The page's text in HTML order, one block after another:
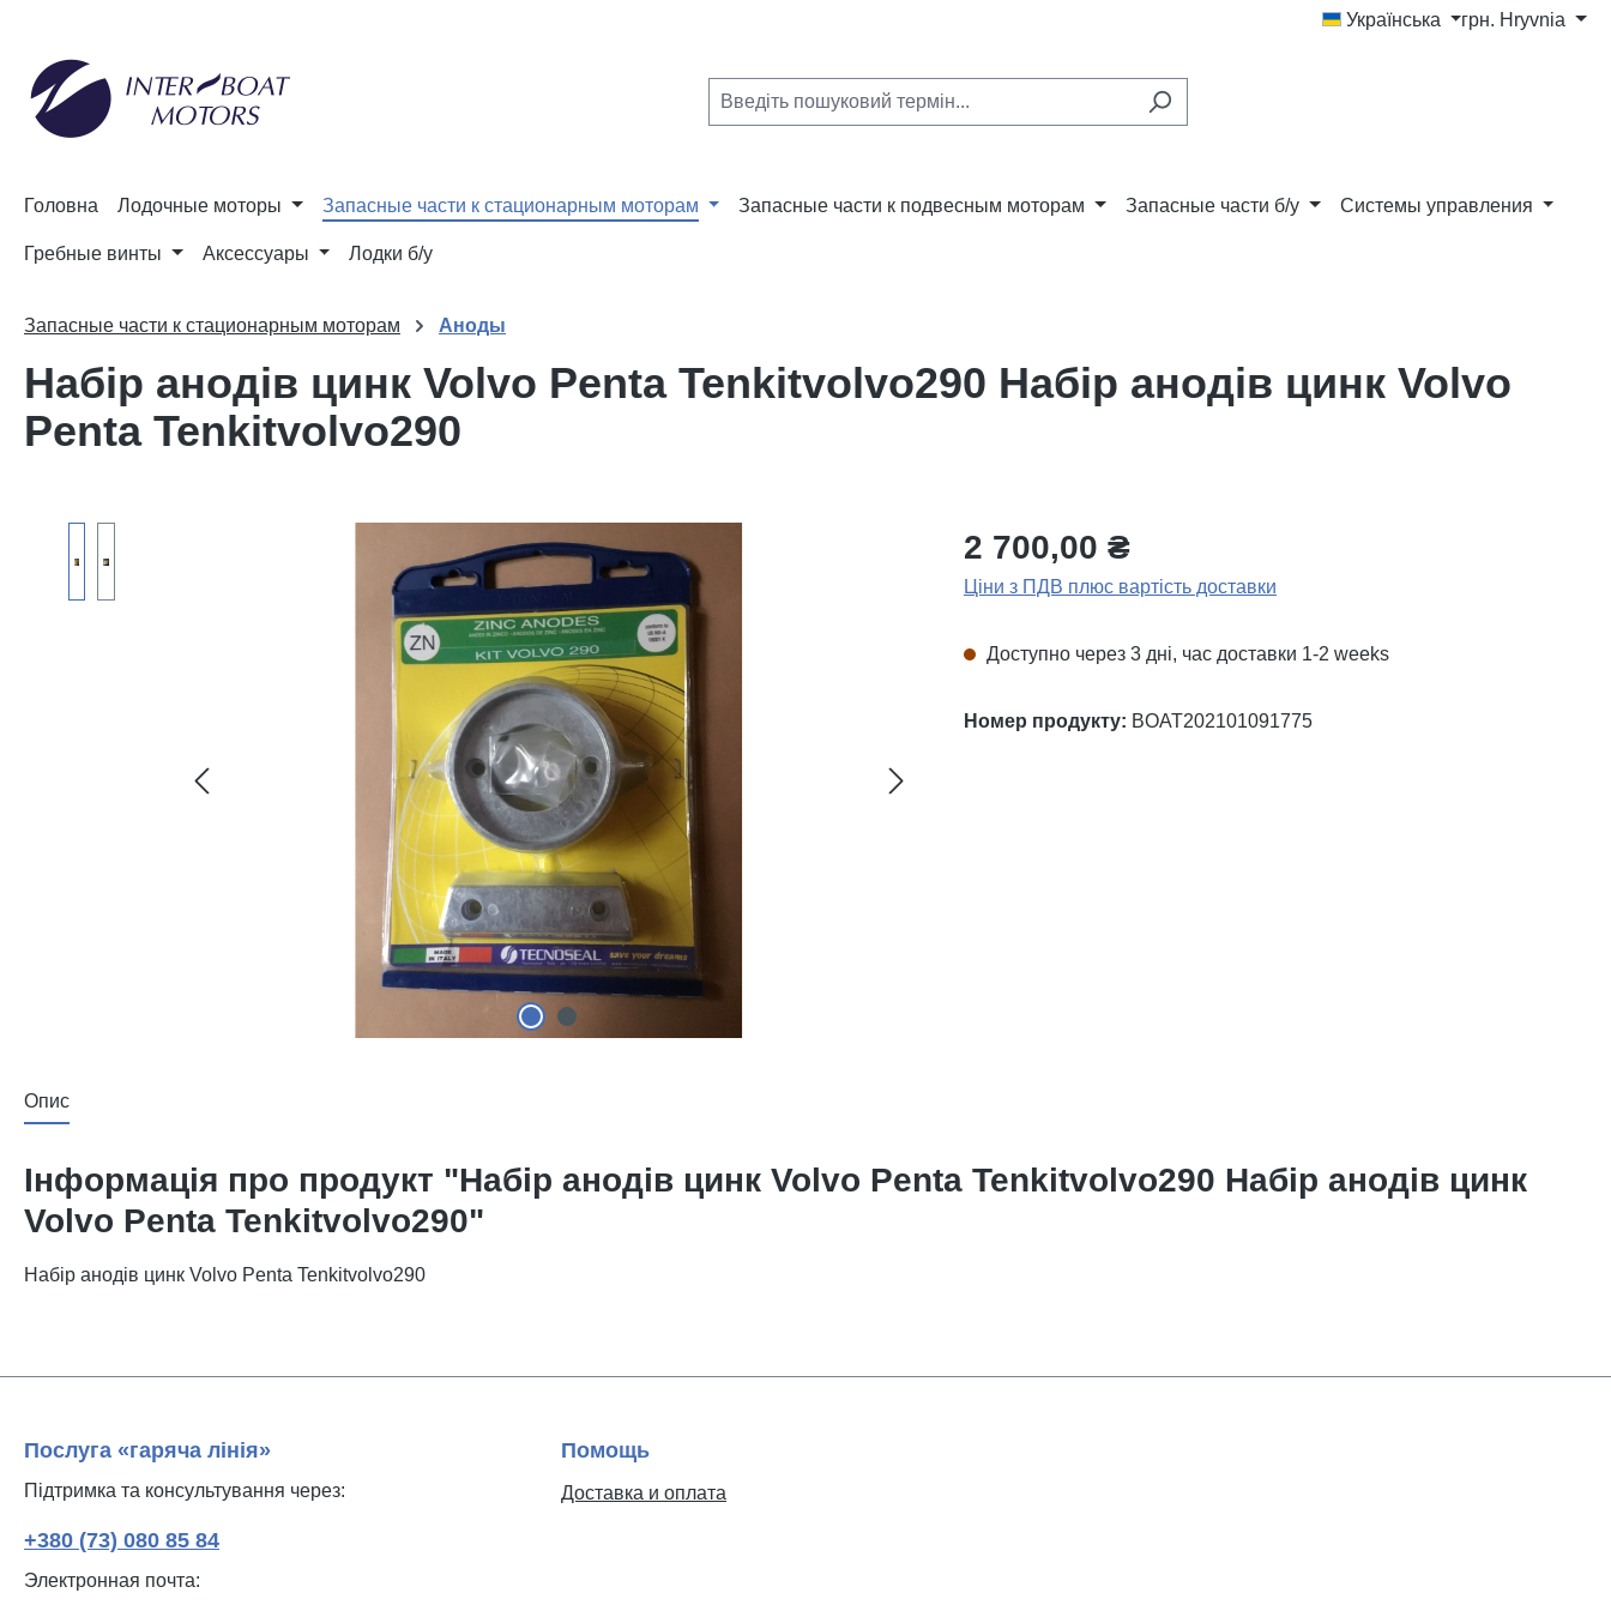
Українська грн. Hryvnia
Головна Лодочные моторы Запасные части к стационарным моторам Запасные части к подвесным моторам Запасные части б/у Системы управления
Гребные винты Аксессуары Лодки б/у
Запасные части к стационарным моторам Аноды
Набір анодів цинк Volvo Penta Tenkitvolvo290 Набір анодів цинк Volvo
Penta Tenkitvolvo290
2 700,00 ₴
Ціни з ПДВ плюс вартість доставки
Доступно через 3 дні, час доставки 1-2 weeks
Номер продукту: BOAT202101091775
Опис
Інформація про продукт "Набір анодів цинк Volvo Penta Tenkitvolvo290 Набір анодів цинк
Volvo Penta Tenkitvolvo290"
Набір анодів цинк Volvo Penta Tenkitvolvo290
Послуга «гаряча лінія»
Підтримка та консультування через:
+380 (73) 080 85 84
Электронная почта:
Помощь
Доставка и оплата